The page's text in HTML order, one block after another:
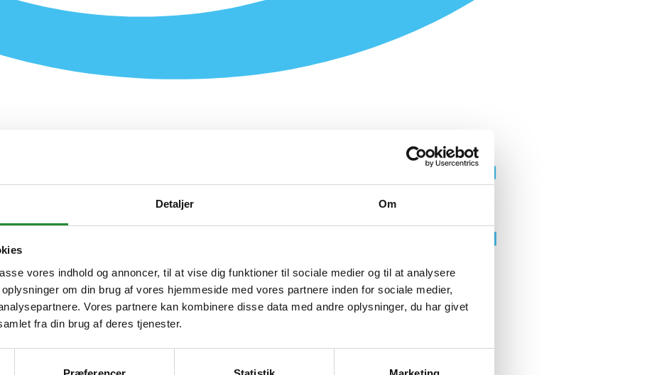
Detaljer Om
vores indhold og annoncer, til at vise dig funktioner til sociale medier og til at analysere
om din brug af vores hjemmeside med vores partnere inden for sociale medier,
Vores partnere kan kombinere disse data med andre oplysninger, du har givet
fra din brug af deres tjenester.
87454100